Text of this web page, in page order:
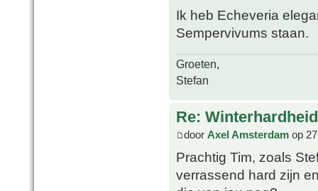
Ik heb Echeveria
Sempervivums staan.
Groeten,
Stefan
Re:
door Axel Amsterdam op
Prachtig Tim, zoals
verrassend hard zijn